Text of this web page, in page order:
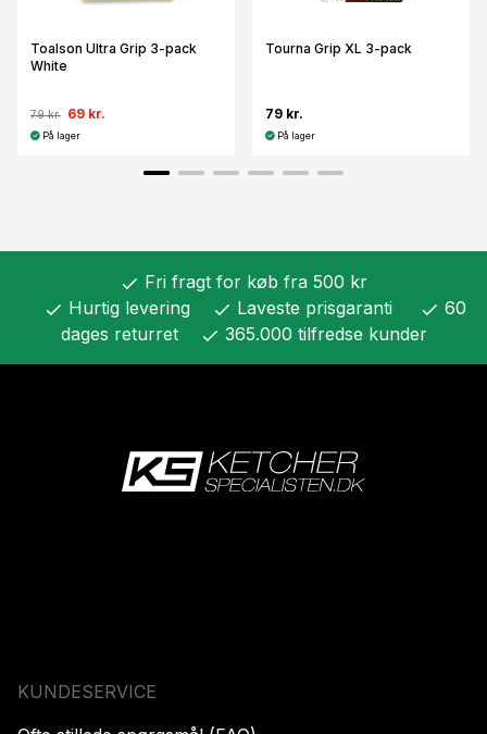
Toalson Ultra Grip 3-pack
White
79 kr. 69 kr.
På lager
Tourna Grip XL 3-pack
79 kr.
På lager
check Fri fragt for køb fra 500 kr
check Hurtig levering check Laveste prisgaranti check 60
dages returret
check 365.000 tilfredse kunder
KUNDESERVICE